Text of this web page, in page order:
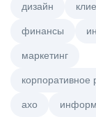
дизайн
финансы
маркетинг
корпоративное
axo